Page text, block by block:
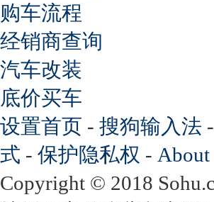
购车流程
经销商查询
汽车改装
底价买车
设置首页 - 搜狗输入法 -
式 - 保护隐私权 -
Copyright © 2018